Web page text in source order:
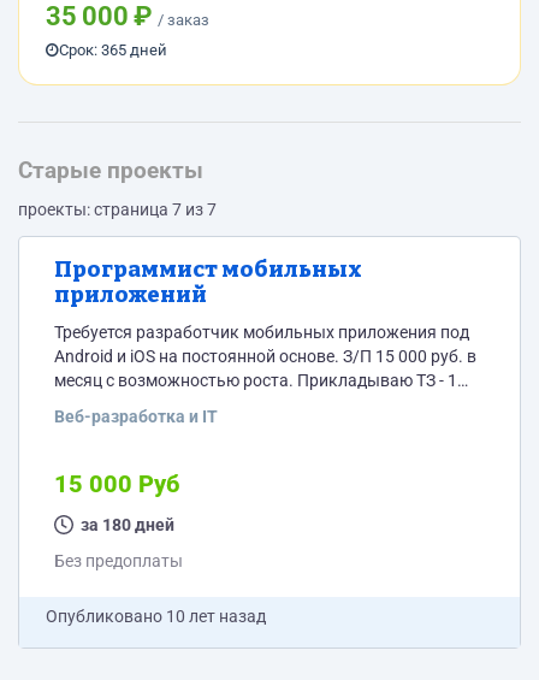
35 000 ₽ / заказ
Срок: 365 дней
Старые проекты
проекты: страница 7 из 7
Программист мобильных
приложений
Требуется разработчик мобильных приложения под
Android и iOS на постоянной основе. З/П 15 000 руб. в
месяц с возможностью роста. Прикладываю ТЗ - 1
части при заключении договора. Приложение
находится база данных. Реестры начислений
загружаются через серверную часть.
Веб-разработка и IT
15 000 Руб
за 180 дней
Без предоплаты
Опубликовано 10 лет назад